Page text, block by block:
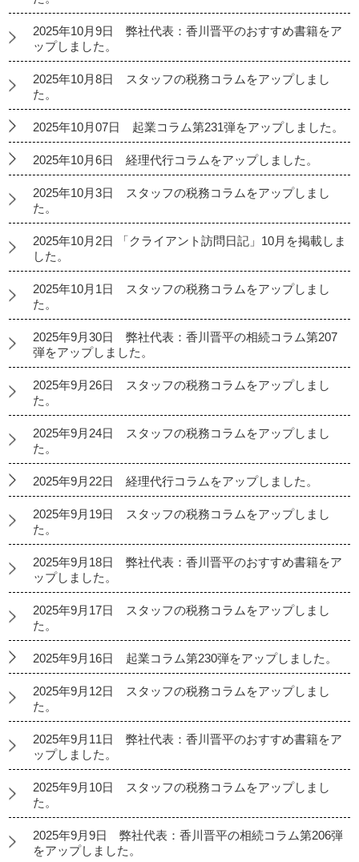
2025年10月9日 弊社代表：香川晋平のおすすめ書籍をア
ップしました。
2025年10月8日 スタッフの税務コラムをアップしまし
た。
2025年10月07日 起業コラム第231弾をアップしました。
2025年10月6日 経理代行コラムをアップしました。
2025年10月3日 スタッフの税務コラムをアップしまし
た。
2025年10月2日 「クライアント訪問日記」10月を掲載しま
した。
2025年10月1日 スタッフの税務コラムをアップしまし
た。
2025年9月30日 弊社代表：香川晋平の相続コラム第207
弾をアップしました。
2025年9月26日 スタッフの税務コラムをアップしまし
た。
2025年9月24日 スタッフの税務コラムをアップしまし
た。
2025年9月22日 経理代行コラムをアップしました。
2025年9月19日 スタッフの税務コラムをアップしまし
た。
2025年9月18日 弊社代表：香川晋平のおすすめ書籍をア
ップしました。
2025年9月17日 スタッフの税務コラムをアップしまし
た。
2025年9月16日 起業コラム第230弾をアップしました。
2025年9月12日 スタッフの税務コラムをアップしまし
た。
2025年9月11日 弊社代表：香川晋平のおすすめ書籍をア
ップしました。
2025年9月10日 スタッフの税務コラムをアップしまし
た。
2025年9月9日 弊社代表：香川晋平の相続コラム第206弾
をアップしました。